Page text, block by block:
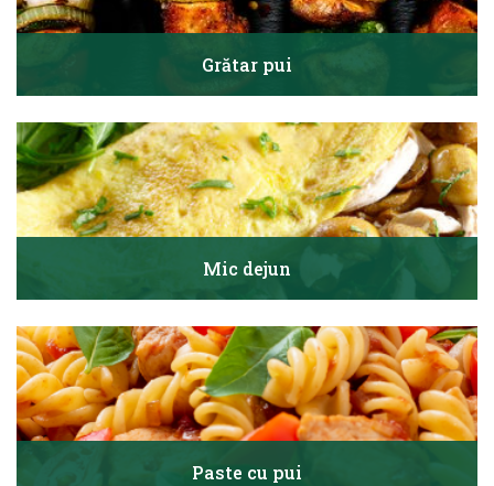
Grătar pui
Mic dejun
Paste cu pui